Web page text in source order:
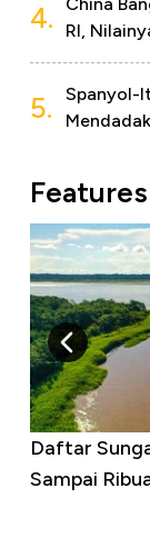
4.
RI,
5.
Spanyol-
Features
Daftar
Sampai